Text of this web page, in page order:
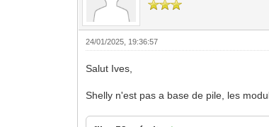
24/01/2025, 19:36:57
Salut Ives,
Shelly n'est pas a base de pile, les